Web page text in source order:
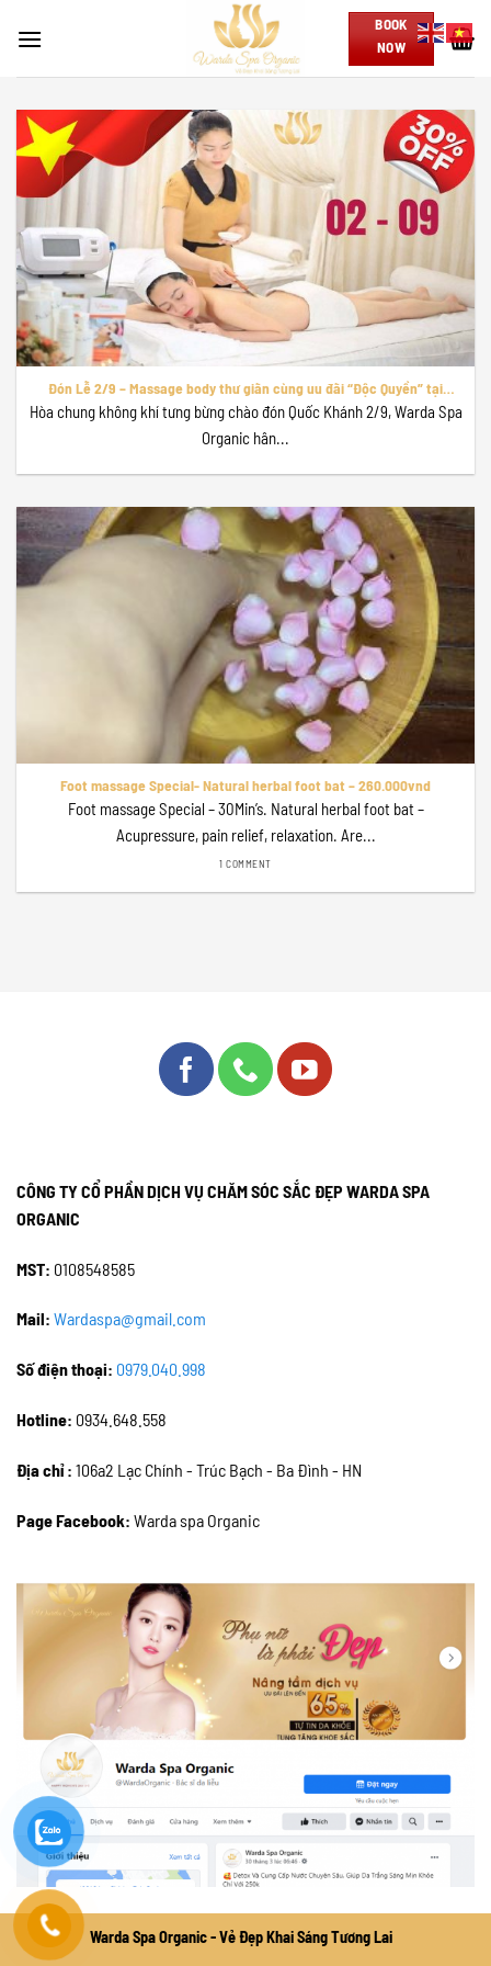
BOOK
NOW
Đón Lễ 2/9 – Massage body thư giãn cùng uu đãi “Độc Quyền” tại
Warda Spa Organic!
Hòa chung không khí tưng bừng chào đón Quốc Khánh 2/9, Warda Spa
Organic hân...
Foot massage Special- Natural herbal foot bat – 260.000vnd
Foot massage Special – 30Min’s. Natural herbal foot bat –
Acupressure, pain relief, relaxation. Are...
1 COMMENT
CÔNG TY CỔ PHẦN DỊCH VỤ CHĂM SÓC SẮC ĐẸP WARDA SPA
ORGANIC
MST: 0108548585
Mail: Wardaspa@gmail.com
Số điện thoại: 0979.040.998
Hotline: 0934.648.558
Địa chỉ : 106a2 Lạc Chính - Trúc Bạch - Ba Đình - HN
Page Facebook: Warda spa Organic
Warda Spa Organic - Vẻ Đẹp Khai Sáng Tương Lai